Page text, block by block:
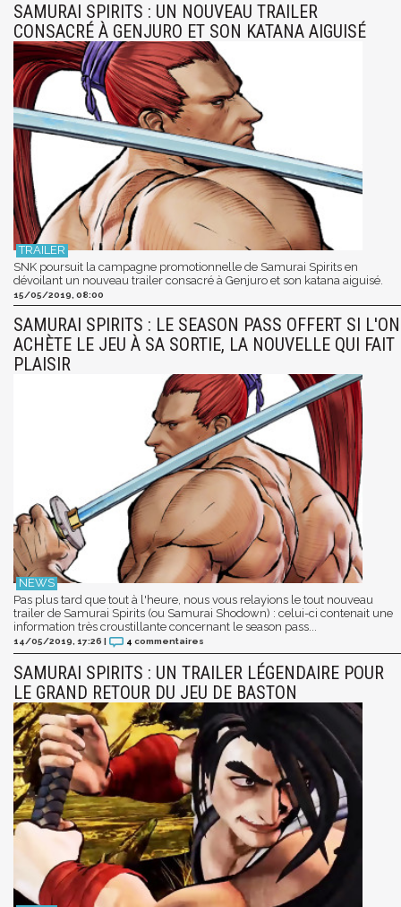
SAMURAI SPIRITS : UN NOUVEAU TRAILER
CONSACRÉ À GENJURO ET SON KATANA AIGUISÉ
SNK poursuit la campagne promotionnelle de Samurai Spirits en
dévoilant un nouveau trailer consacré à Genjuro et son katana aiguisé.
15/05/2019, 08:00
SAMURAI SPIRITS : LE SEASON PASS OFFERT SI L'ON
ACHÈTE LE JEU À SA SORTIE, LA NOUVELLE QUI FAIT
PLAISIR
Pas plus tard que tout à l'heure, nous vous relayions le tout nouveau
trailer de Samurai Spirits (ou Samurai Shodown) : celui-ci contenait une
information très croustillante concernant le season pass...
14/05/2019, 17:26 4 commentaires
SAMURAI SPIRITS : UN TRAILER LÉGENDAIRE POUR
LE GRAND RETOUR DU JEU DE BASTON